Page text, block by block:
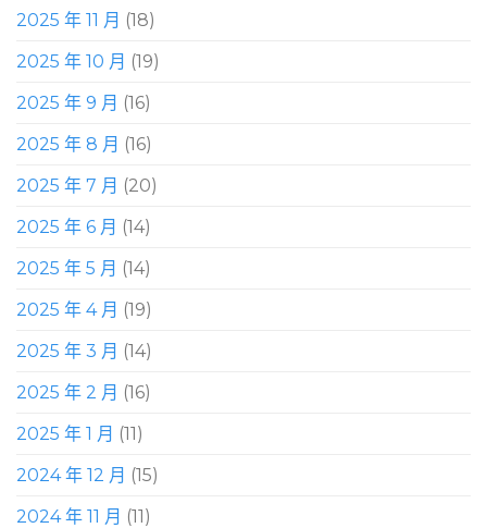
2025 年 11 月 (18)
2025 年 10 月 (19)
2025 年 9 月 (16)
2025 年 8 月 (16)
2025 年 7 月 (20)
2025 年 6 月 (14)
2025 年 5 月 (14)
2025 年 4 月 (19)
2025 年 3 月 (14)
2025 年 2 月 (16)
2025 年 1 月 (11)
2024 年 12 月 (15)
2024 年 11 月 (11)